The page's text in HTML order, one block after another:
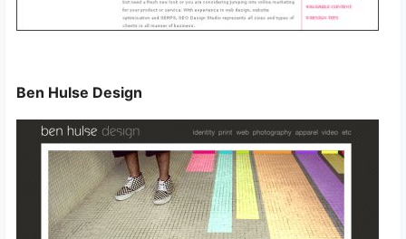
Ben Hulse Design